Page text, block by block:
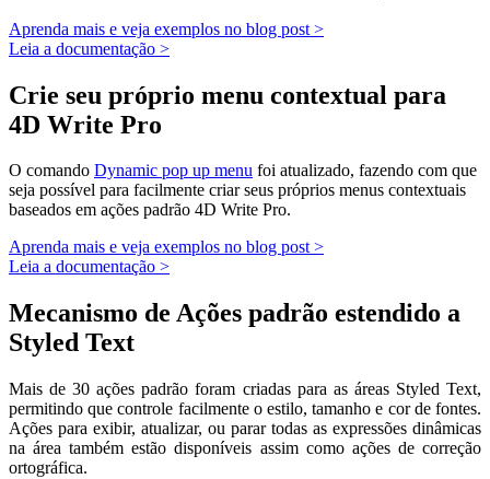
Aprenda mais e veja exemplos no blog post >
Leia a documentação >
Crie seu próprio menu contextual para
4D Write Pro
O comando Dynamic pop up menu foi atualizado, fazendo com que
seja possível para facilmente criar seus próprios menus contextuais
baseados em ações padrão 4D Write Pro.
Aprenda mais e veja exemplos no blog post >
Leia a documentação >
Mecanismo de Ações padrão estendido a
Styled Text
Mais de 30 ações padrão foram criadas para as áreas Styled Text,
permitindo que controle facilmente o estilo, tamanho e cor de fontes.
Ações para exibir, atualizar, ou parar todas as expressões dinâmicas
na área também estão disponíveis assim como ações de correção
ortográfica.